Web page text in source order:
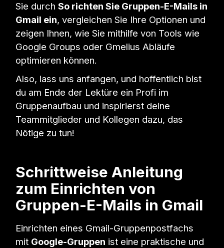
Sie durchSo richten Sie Gruppen-E-Mails in
Gmail ein, vergleichen Sie Ihre Optionen und
zeigen Ihnen, wie Sie mithilfe von Tools wie
Google Groups oder Gmelius Abläufe
optimieren können.
Also, lass uns anfangen, und hoffentlich bist
du am Ende der Lektüre ein Profi im
Gruppenaufbau und inspirierst deine
Teammitglieder und Kollegen dazu, das
Nötige zu tun!
Schrittweise Anleitung
zum Einrichten von
Gruppen-E-Mails in Gmail
Einrichten eines Gmail-Gruppenpostfachs
mit Google-Gruppen ist eine praktische und